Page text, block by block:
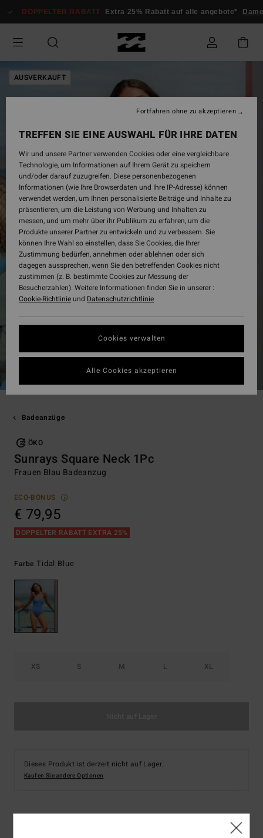
zur
springen
DOPPELTER RABATT Extra 25% Rabatt auf alle angebote* Damen
AUSVERKAUFT
Badeanzüge
ÖKO
Sunrays Square Neck 1Pc
Frauen Blau Badeanzug
ECO-BONUS
€ 79,95
DOPPELTER RABATT EXTRA 25%
FarbeTidal Blue
XS S M L XL
Dieses Produkt ist derzeit nicht auf Lager.
Kaufen Sie andere Optionen
TREFFEN SIE EINE AUSWAHL FÜR IHRE DATEN
Wir und unsere Partner verwenden Cookies oder eine vergleichbare
Technologie, um Informationen auf Ihrem Gerät zu speichern
und/oder darauf zuzugreifen. Diese personenbezogenen
Informationen (wie Ihre Browserdaten und Ihre IP-Adresse) können
verwendet werden, um Ihnen personalisierte Beiträge und Inhalte zu
präsentieren, um die Leistung von Werbung und Inhalten zu
messen, und um mehr über ihr Publikum zu erfahren, um die
Produkte unserer Partner zu entwickeln und zu verbessern. Sie
können Ihre Wahl so einstellen, dass Sie Cookies, die Ihrer
Zustimmung bedürfen, annehmen oder ablehnen oder sich
dagegen aussprechen, wenn Sie den betreffenden Cookies nicht
zustimmen (z. B. bestimmte Cookies zur Messung der
Besucherzahlen). Weitere Informationen finden Sie in unserer :
Cookie-Richtlinieund Datenschutzrichtlinie
Cookies verwalten
Fortfahren ohne zu akzeptieren
Alle Cookies akzeptieren